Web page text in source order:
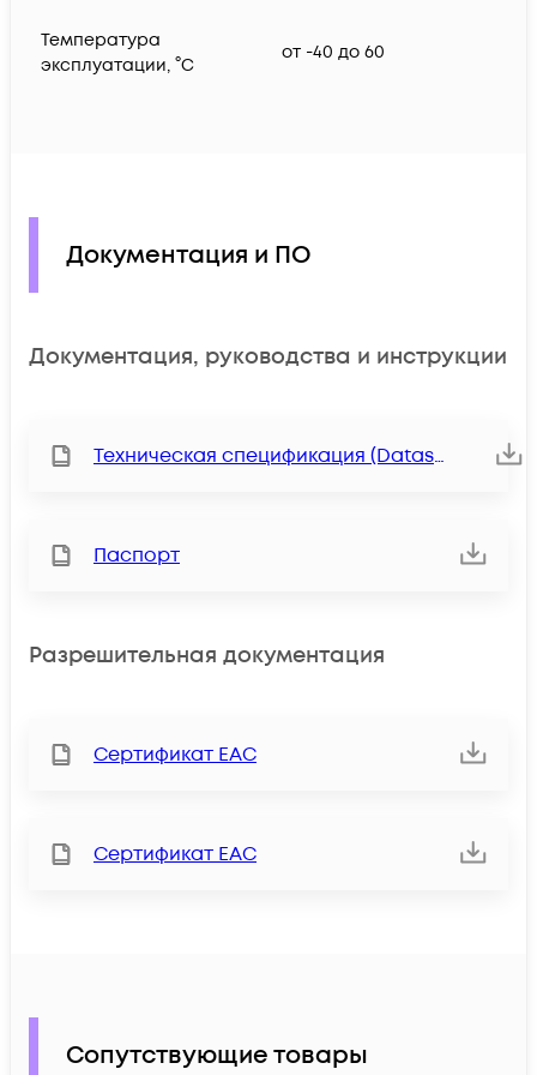
Температура
эксплуатации, °C
от -40 до 60
Документация и ПО
Документация, руководства и инструкции
Техническая спецификация (Datasheet)
Паспорт
Разрешительная документация
Сертификат ЕАС
Сертификат ЕАС
Сопутствующие товары